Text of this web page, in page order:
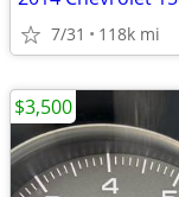
7/31 118k mi
$3,500